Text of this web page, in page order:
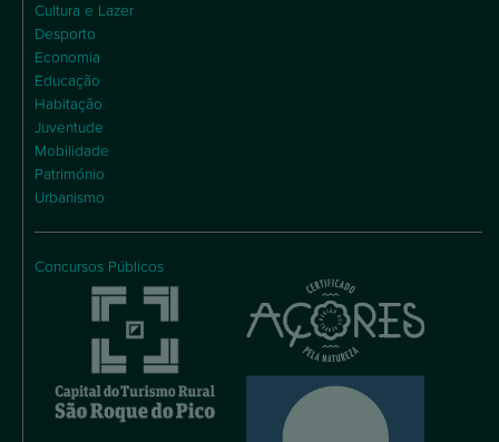
Cultura e Lazer
Desporto
Economia
Educação
Habitação
Juventude
Mobilidade
Património
Urbanismo
Concursos Públicos